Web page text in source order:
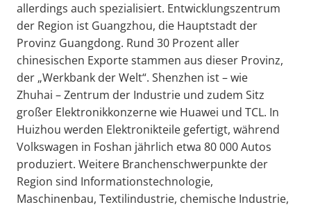
allerdings auch spezialisiert. Entwicklungszentrum
der Region ist Guangzhou, die Hauptstadt der
Provinz Guangdong. Rund 30 Prozent aller
chinesischen Exporte stammen aus dieser Provinz,
der „Werkbank der Welt“. Shenzhen ist – wie
Zhuhai – Zentrum der Industrie und zudem Sitz
großer Elektronikkonzerne wie Huawei und TCL. In
Huizhou werden Elektronikteile gefertigt, während
Volkswagen in Foshan jährlich etwa 80 000 Autos
produziert. Weitere Branchenschwerpunkte der
Region sind Informationstechnologie,
Maschinenbau, Textilindustrie, chemische Industrie,